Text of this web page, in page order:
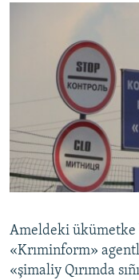
Русский
Українською
QOŞULIÑIZ!
RFE/RS bütün
Ameldeki ükümetke
«Krıminform»
«şimaliy Qırımda